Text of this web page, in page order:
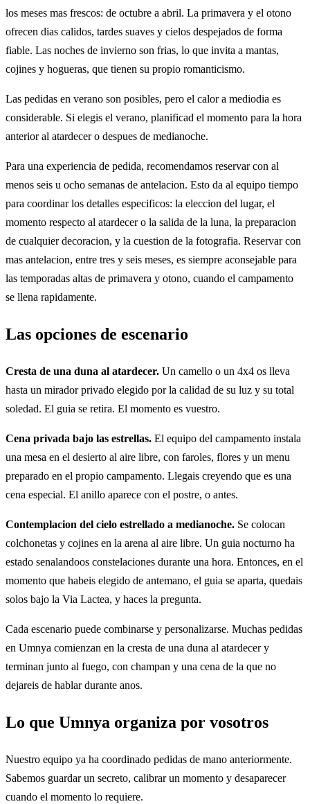
los meses mas frescos: de octubre a abril. La primavera y el otono
ofrecen dias calidos, tardes suaves y cielos despejados de forma
fiable. Las noches de invierno son frias, lo que invita a mantas,
cojines y hogueras, que tienen su propio romanticismo.
Las pedidas en verano son posibles, pero el calor a mediodia es
considerable. Si elegis el verano, planificad el momento para la hora
anterior al atardecer o despues de medianoche.
Para una experiencia de pedida, recomendamos reservar con al
menos seis u ocho semanas de antelacion. Esto da al equipo tiempo
para coordinar los detalles especificos: la eleccion del lugar, el
momento respecto al atardecer o la salida de la luna, la preparacion
de cualquier decoracion, y la cuestion de la fotografia. Reservar con
mas antelacion, entre tres y seis meses, es siempre aconsejable para
las temporadas altas de primavera y otono, cuando el campamento
se llena rapidamente.
Las opciones de escenario
Cresta de una duna al atardecer. Un camello o un 4x4 os lleva
hasta un mirador privado elegido por la calidad de su luz y su total
soledad. El guia se retira. El momento es vuestro.
Cena privada bajo las estrellas. El equipo del campamento instala
una mesa en el desierto al aire libre, con faroles, flores y un menu
preparado en el propio campamento. Llegais creyendo que es una
cena especial. El anillo aparece con el postre, o antes.
Contemplacion del cielo estrellado a medianoche. Se colocan
colchonetas y cojines en la arena al aire libre. Un guia nocturno ha
estado senalandoos constelaciones durante una hora. Entonces, en el
momento que habeis elegido de antemano, el guia se aparta, quedais
solos bajo la Via Lactea, y haces la pregunta.
Cada escenario puede combinarse y personalizarse. Muchas pedidas
en Umnya comienzan en la cresta de una duna al atardecer y
terminan junto al fuego, con champan y una cena de la que no
dejareis de hablar durante anos.
Lo que Umnya organiza por vosotros
Nuestro equipo ya ha coordinado pedidas de mano anteriormente.
Sabemos guardar un secreto, calibrar un momento y desaparecer
cuando el momento lo requiere.